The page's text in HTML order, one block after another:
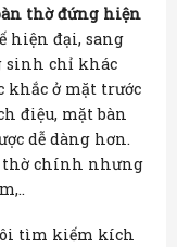
thờ đứng hiện
hiện đại, sang
sinh chỉ khác
khắc ở mặt trước
điệu, mặt bàn
dễ dàng hơn.
thờ chính nhưng
tìm kiếm kích